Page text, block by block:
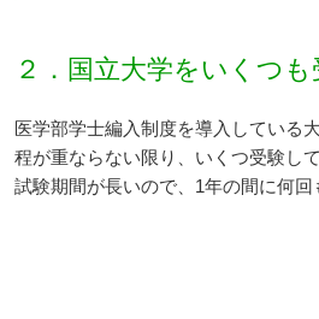
２．国立大学をいくつも
医学部学士編入制度を導入している
程が重ならない限り、いくつ受験し
試験期間が長いので、1年の間に何回